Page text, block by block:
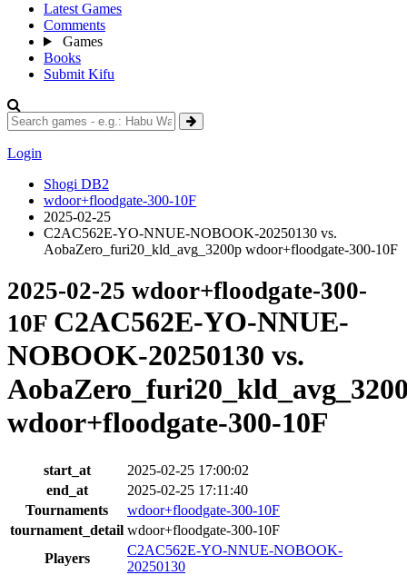
Latest Games
Comments
Games
Books
Submit Kifu
Login
Shogi DB2
wdoor+floodgate-300-10F
2025-02-25
C2AC562E-YO-NNUE-NOBOOK-20250130 vs.
AobaZero_furi20_kld_avg_3200p wdoor+floodgate-300-10F
2025-02-25 wdoor+floodgate-300-
10F C2AC562E-YO-NNUE-
NOBOOK-20250130 vs.
wdoor+floodgate-300-10F
start_at
2025-02-25 17:00:02
end_at
2025-02-25 17:11:40
Tournaments
wdoor+floodgate-300-10F
tournament_detail wdoor+floodgate-300-10F
Players
C2AC562E-YO-NNUE-NOBOOK-
20250130